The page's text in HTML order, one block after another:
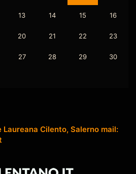
13 14 15 16
20 21 22 23
27 28 29 30
Cilento, Salerno mail: